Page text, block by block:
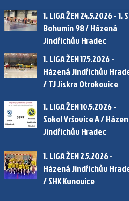
1. LIGA ŽEN 24.5.2026 - 1. SC
Bohumín 98 / Házená
Jindřichův Hradec
1. LIGA ŽEN 17.5.2026 -
Házená Jindřichův Hradec
/ TJ Jiskra Otrokovice
1. LIGA ŽEN 10.5.2026 -
Sokol Vršovice A / Házená
Jindřichův Hradec
1. LIGA ŽEN 2.5.2026 -
Házená Jindřichův Hradec
/ SHK Kunovice